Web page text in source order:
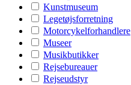
Kunstmuseum
Legetøjsforretning
Motorcykelforhandlere
Museer
Musikbutikker
Rejsebureauer
Rejseudstyr